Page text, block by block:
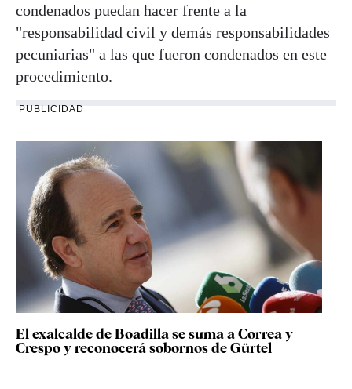
condenados puedan hacer frente a la
"responsabilidad civil y demás responsabilidades
pecuniarias" a las que fueron condenados en este
procedimiento.
PUBLICIDAD
El exalcalde de Boadilla se suma a Correa y
Crespo y reconocerá sobornos de Gürtel